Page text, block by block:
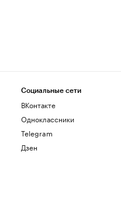
Социальные сети
ВКонтакте
Одноклассники
Telegram
Дзен